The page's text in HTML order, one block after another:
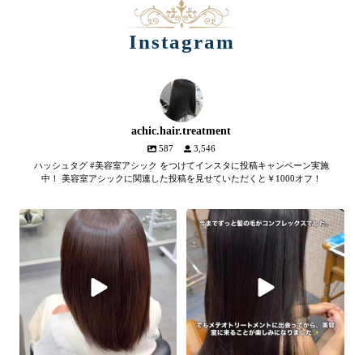
Instagram
achic.hair.treatment
587
3,546
ハッシュタグ #美容室アシック をつけてインスタに投稿キャンペーン実施
中！ 美容室アシックに関連した投稿を見せていただくと￥1000オフ！
【髪質改善メテオトリートメン
SNSやYouTubeで話題のメテオト
リートメント。
髪のツヤ、諦めていません
1